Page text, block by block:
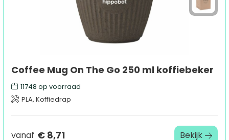
Coffee Mug On The Go 250 ml koffiebeker
11748 op voorraad
PLA, Koffiedrap
vanaf € 8,71 Bekijk